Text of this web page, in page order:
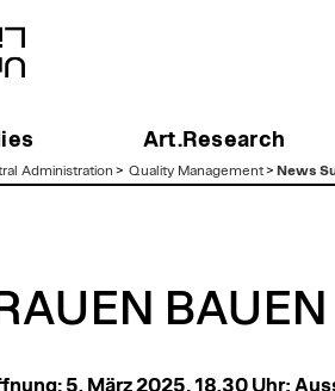
Art.Research
Administration > Quality Management> News
5. März 2025, 18.30 Uhr;